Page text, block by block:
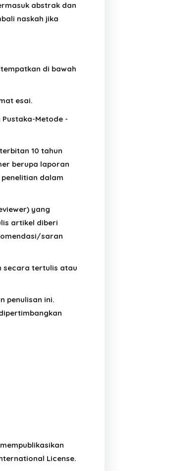
abstrak dan
naskah jika
di bawah
esai.
Metode -
10 tahun
berupa laporan
dalam
yang
artikel diberi
saran
secara tertulis atau
penulisan ini.
License.